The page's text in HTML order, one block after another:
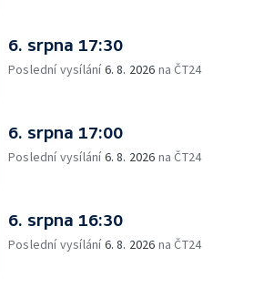
6. srpna 17:30
Poslední vysílání6. 8. 2026 na ČT24
6. srpna 17:00
Poslední vysílání6. 8. 2026 na ČT24
6. srpna 16:30
Poslední vysílání6. 8. 2026 na ČT24